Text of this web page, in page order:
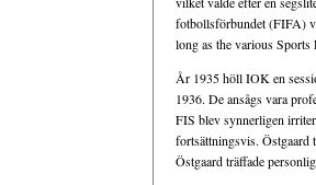
fotbollsförbundet (FIFA)
long as the various Sports
År 1935 höll IOK en
1936. De ansågs vara
FIS blev synnerligen
fortsättningsvis.
Östgaard träffade